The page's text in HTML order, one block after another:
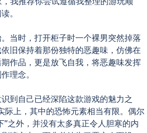
。
当时，打开柜子时一个裸男突然掉落
旧保持着那份独特的恶趣味，仿佛在
作品，更是放飞自我，将恶趣味发挥
理念。
到自己已经深陷这款游戏的魅力之
上，其中的恐怖元素相当有限。偶尔
之外，并没有太多真正令人胆寒的内